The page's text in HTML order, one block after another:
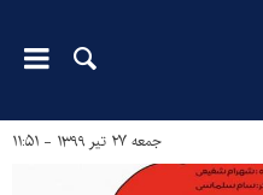
جمعه ۲۷ تیر ۱۳۹۹ - ۱۱:۵۱